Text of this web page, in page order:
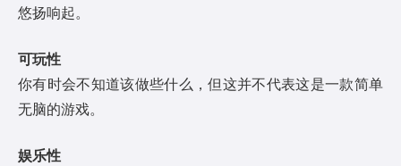
悠扬响起。
可玩性
你有时会不知道该做些什么，但这并不代表这是一款简单
无脑的游戏。
娱乐性